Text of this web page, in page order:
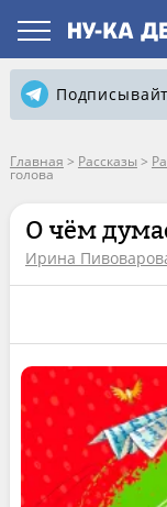
Главная > Рассказы >
голова
О чём
Ирина